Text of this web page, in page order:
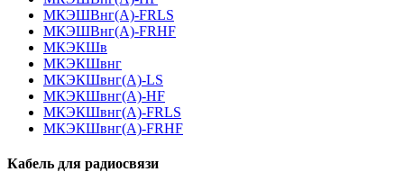
МКЭШВнг(А)-FRLS
МКЭШВнг(А)-FRHF
МКЭКШв
МКЭКШвнг
МКЭКШвнг(А)-LS
МКЭКШвнг(A)-HF
МКЭКШвнг(А)-FRLS
МКЭКШвнг(A)-FRHF
Кабель для радиосвязи